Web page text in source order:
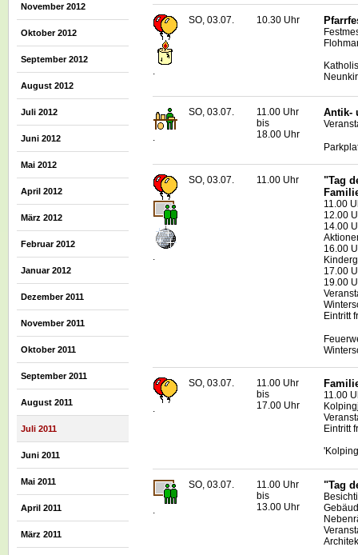
November 2012
Oktober 2012
September 2012
August 2012
Juli 2012
Juni 2012
Mai 2012
April 2012
März 2012
Februar 2012
Januar 2012
Dezember 2011
November 2011
Oktober 2011
September 2011
August 2011
Juli 2011
Juni 2011
Mai 2011
April 2011
März 2011
.
SO, 03.07. 10.30 Uhr
.
SO, 03.07.
11.00 Uhr
bis
18.00 Uhr
Antik-
.
SO, 03.07. 11.00 Uhr
"Tag
11.00
12.00
14.00
16.00
17.00
19.00
Eintritt
.
SO, 03.07.
11.00 Uhr
bis
17.00 Uhr
11.00
Eintritt
SO, 03.07.
11.00 Uhr
bis
13.00 Uhr
"Tag